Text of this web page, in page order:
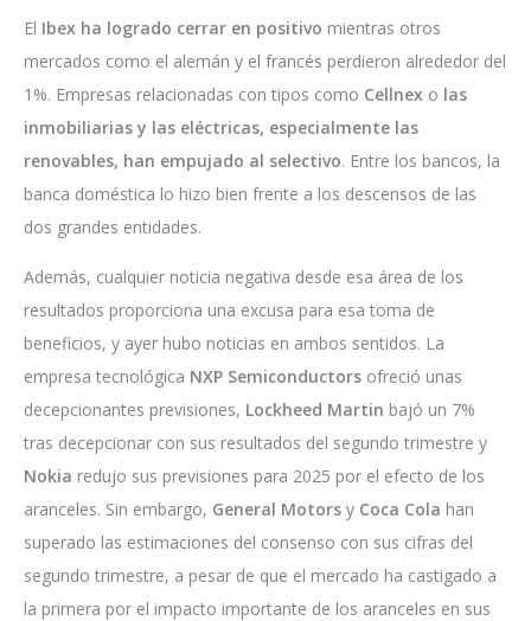
El Ibex ha logrado cerrar en positivo mientras otros
mercados como el alemán y el francés perdieron alrededor del
1%. Empresas relacionadas con tipos como Cellnex o las
inmobiliarias y las eléctricas, especialmente las
renovables, han empujado al selectivo. Entre los bancos, la
banca doméstica lo hizo bien frente a los descensos de las
dos grandes entidades.
Además, cualquier noticia negativa desde esa área de los
resultados proporciona una excusa para esa toma de
beneficios, y ayer hubo noticias en ambos sentidos. La
empresa tecnológica NXP Semiconductors ofreció unas
decepcionantes previsiones, Lockheed Martin bajó un 7%
tras decepcionar con sus resultados del segundo trimestre y
Nokia redujo sus previsiones para 2025 por el efecto de los
aranceles. Sin embargo, General Motors y Coca Cola han
superado las estimaciones del consenso con sus cifras del
segundo trimestre, a pesar de que el mercado ha castigado a
la primera por el impacto importante de los aranceles en sus